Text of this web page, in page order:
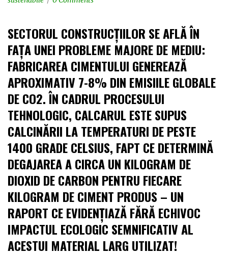
SECTORUL CONSTRUCȚIILOR SE AFLĂ ÎN
FAȚA UNEI PROBLEME MAJORE DE MEDIU:
FABRICAREA CIMENTULUI GENEREAZĂ
APROXIMATIV 7-8% DIN EMISIILE GLOBALE
DE CO2. ÎN CADRUL PROCESULUI
TEHNOLOGIC, CALCARUL ESTE SUPUS
CALCINĂRII LA TEMPERATURI DE PESTE
1400 GRADE CELSIUS, FAPT CE DETERMINĂ
DEGAJAREA A CIRCA UN KILOGRAM DE
DIOXID DE CARBON PENTRU FIECARE
KILOGRAM DE CIMENT PRODUS – UN
RAPORT CE EVIDENȚIAZĂ FĂRĂ ECHIVOC
IMPACTUL ECOLOGIC SEMNIFICATIV AL
ACESTUI MATERIAL LARG UTILIZAT!